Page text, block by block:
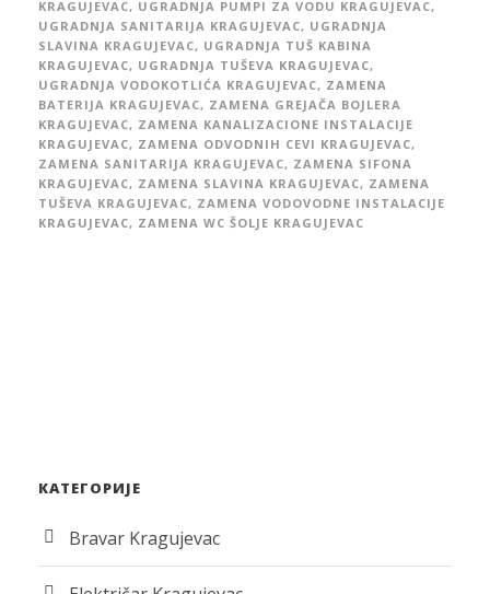
KRAGUJEVAC, UGRADNJA PUMPI ZA VODU KRAGUJEVAC,
UGRADNJA SANITARIJA KRAGUJEVAC, UGRADNJA
SLAVINA KRAGUJEVAC, UGRADNJA TUŠ KABINA
KRAGUJEVAC, UGRADNJA TUŠEVA KRAGUJEVAC,
UGRADNJA VODOKOTLIĆA KRAGUJEVAC, ZAMENA
BATERIJA KRAGUJEVAC, ZAMENA GREJAČA BOJLERA
KRAGUJEVAC, ZAMENA KANALIZACIONE INSTALACIJE
KRAGUJEVAC, ZAMENA ODVODNIH CEVI KRAGUJEVAC,
ZAMENA SANITARIJA KRAGUJEVAC, ZAMENA SIFONA
KRAGUJEVAC, ZAMENA SLAVINA KRAGUJEVAC, ZAMENA
TUŠEVA KRAGUJEVAC, ZAMENA VODOVODNE INSTALACIJE
KRAGUJEVAC, ZAMENA WC ŠOLJE KRAGUJEVAC
КАТЕГОРИЈЕ
Bravar Kragujevac